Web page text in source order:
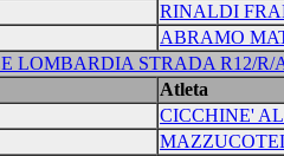
RINALDI
ABRAMO
LOMBARDIA STRADA R12/R/
Atleta
CICCHINE'